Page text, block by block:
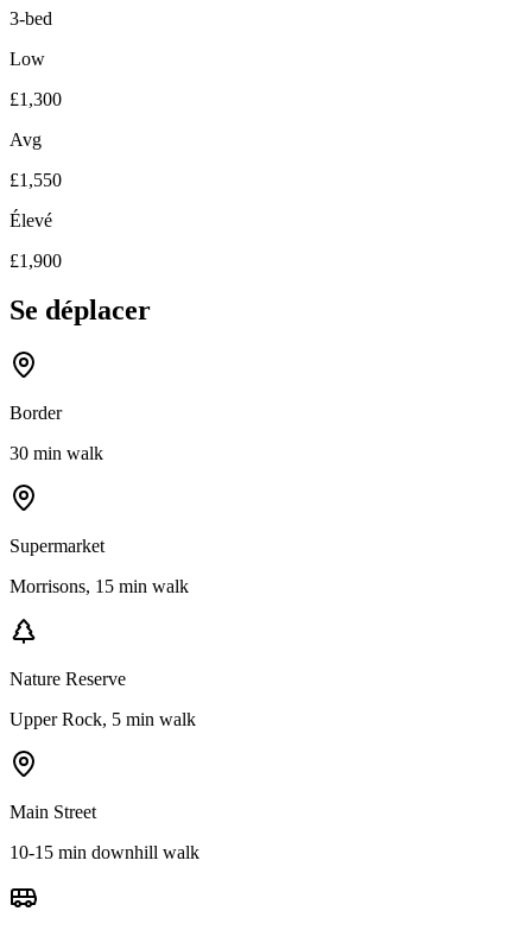
3-bed
Low
£1,300
Avg
£1,550
Élevé
£1,900
Se déplacer
Border
30 min walk
Supermarket
Morrisons, 15 min walk
Nature Reserve
Upper Rock, 5 min walk
Main Street
10-15 min downhill walk